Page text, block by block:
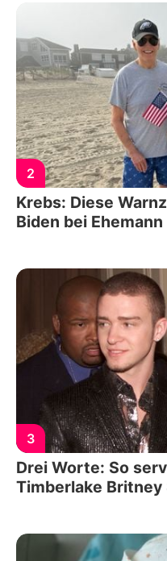
2
Krebs: Diese
Biden bei Ehemann
3
Drei Worte: So
Timberlake Britney